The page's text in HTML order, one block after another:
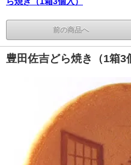
前の商品へ
豊田佐吉どら焼き（1箱3